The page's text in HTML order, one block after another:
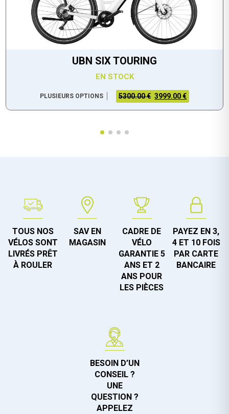
UBN SIX TOURING
EN STOCK
PLUSIEURS OPTIONS 5300.00 € 3999.00 €
TOUS NOS
VÉLOS SONT
LIVRÉS PRÊT
À ROULER
SAV EN
MAGASIN
CADRE DE
VÉLO
GARANTIE 5
ANS ET 2
ANS POUR
LES PIÈCES
PAYEZ EN 3,
4 ET 10 FOIS
PAR CARTE
BANCAIRE
BESOIN D’UN
CONSEIL ?
UNE
QUESTION ?
APPELEZ